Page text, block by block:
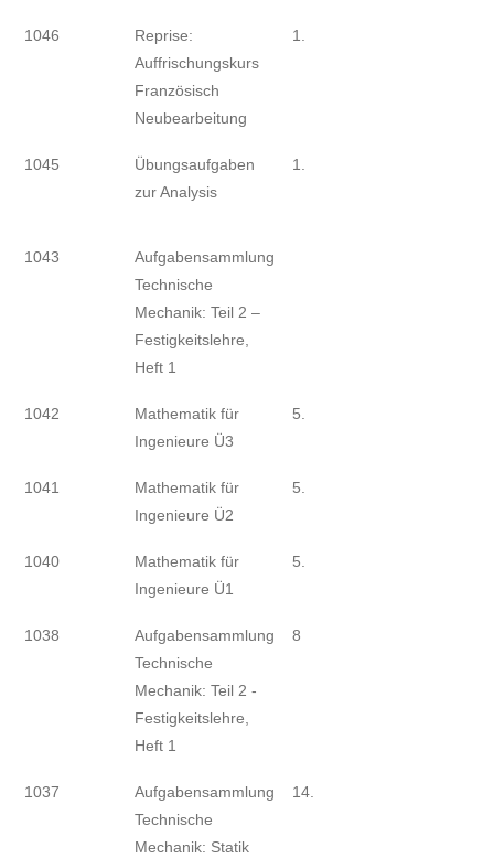
1046
Reprise:
Auffrischungskurs
Französisch
Neubearbeitung
1.
1045
Übungsaufgaben
zur Analysis
1.
1043
Aufgabensammlung
Technische
Mechanik: Teil 2 –
Festigkeitslehre,
Heft 1
1042
Mathematik für
Ingenieure Ü3
5.
1041
Mathematik für
Ingenieure Ü2
5.
1040
Mathematik für
Ingenieure Ü1
5.
1038
Aufgabensammlung
Technische
Mechanik: Teil 2 -
Festigkeitslehre,
Heft 1
8
1037
Aufgabensammlung
Technische
Mechanik: Statik
14.